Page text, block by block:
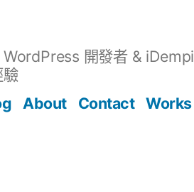
WordPress 開發者 &
驗
About Contact Works